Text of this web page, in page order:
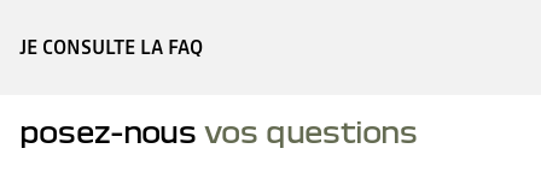
JE CONSULTE LA FAQ
posez-nous vos questions